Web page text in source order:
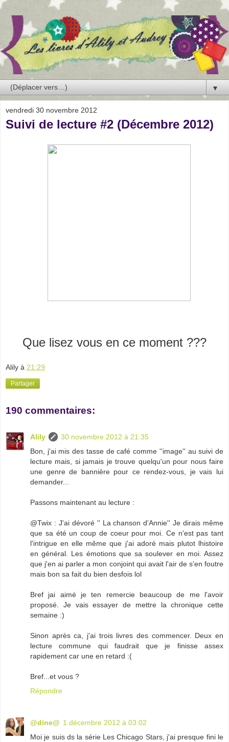
▼
vendredi 30 novembre 2012
Suivi de lecture #2 (Décembre 2012)
Que lisez vous en ce moment ???
Alily à 21:29
Partager
190 commentaires:
Alily
30 novembre 2012 à 21:35
Bon, j'ai mis des tasse de café comme ''image'' au suivi de
lecture mais, si jamais je trouve quelqu'un pour nous faire
une genre de bannière pour ce rendez-vous, je vais lui
demander...
Passons maintenant au lecture :
@Twix : J'ai dévoré '' La chanson d'Annie'' Je dirais même
que sa été un coup de coeur pour moi. Ce n'est pas tant
l'intrigue en elle même que j'ai adoré mais plutot lhistoire
en général. Les émotions que sa soulever en moi. Assez
que j'en ai parler a mon conjoint qui avait l'air de s'en foutre
mais bon sa fait du bien desfois lol
Bref jai aimé je ten remercie beaucoup de me l'avoir
proposé. Je vais essayer de mettre la chronique cette
semaine :)
Sinon après ca, j'ai trois livres des commencer. Deux en
lecture commune qui faudrait que je finisse assex
rapidement car une en retard :(
Bref...et vous ?
Répondre
@dine@ 1 décembre 2012 à 03:02
Moi je suis ds la série Les Chicago Stars, j'ai presque fini le